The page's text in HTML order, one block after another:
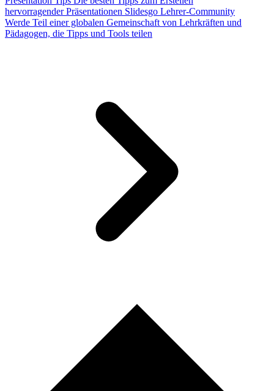
hervorragender Präsentationen Slidesgo Lehrer-Community
Werde Teil einer globalen Gemeinschaft von Lehrkräften und
Pädagogen, die Tipps und Tools teilen